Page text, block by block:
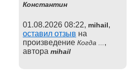
Константин
01.08.2026 08:22, mihail,
оставил отзыв на
произведение Когда ... ,
автора mihail